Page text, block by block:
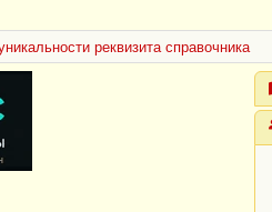
реквизита справочника